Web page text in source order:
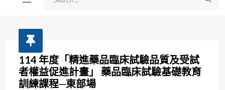
114 年度「精進藥品臨床試驗品質及受試
者權益促進計畫」 藥品臨床試驗基礎教育
訓練課程─東部場